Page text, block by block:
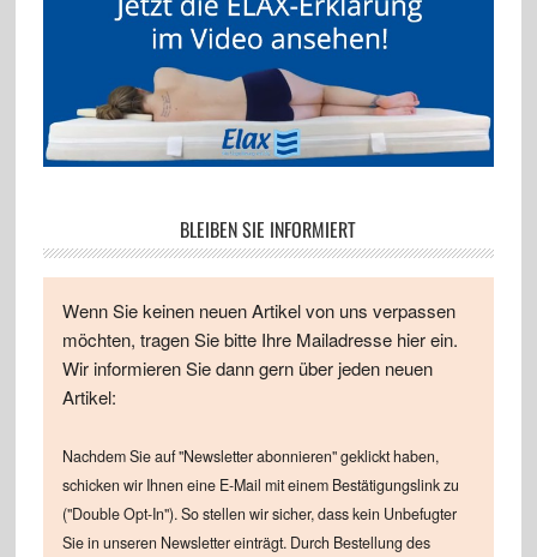
BLEIBEN SIE INFORMIERT
Wenn Sie keinen neuen Artikel von uns verpassen
möchten, tragen Sie bitte Ihre Mailadresse hier ein.
Wir informieren Sie dann gern über jeden neuen
Artikel:
Nachdem Sie auf "Newsletter abonnieren" geklickt haben,
schicken wir Ihnen eine E-Mail mit einem Bestätigungslink zu
("Double Opt-In"). So stellen wir sicher, dass kein Unbefugter
Sie in unseren Newsletter einträgt. Durch Bestellung des